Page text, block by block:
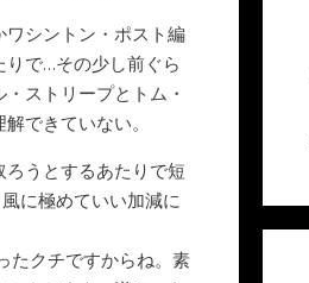
シントン・ポスト編
で…その少し前ぐら
ストリープとトム・
できていない。
うとするあたりで短
に極めていい加減に
たクチですからね。素